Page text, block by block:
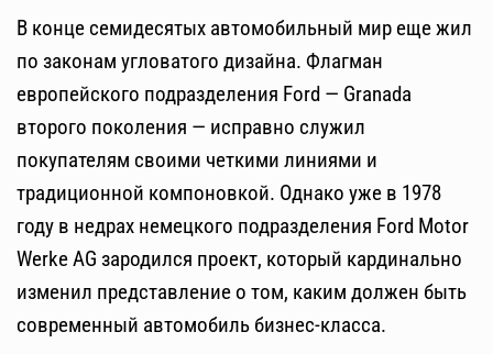
В конце семидесятых автомобильный мир еще жил
по законам угловатого дизайна. Флагман
европейского подразделения Ford — Granada
второго поколения — исправно служил
покупателям своими четкими линиями и
традиционной компоновкой. Однако уже в 1978
году в недрах немецкого подразделения Ford Motor
Werke AG зародился проект, который кардинально
изменил представление о том, каким должен быть
современный автомобиль бизнес-класса.